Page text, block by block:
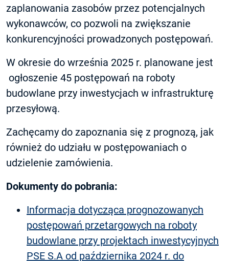
zaplanowania zasobów przez potencjalnych
wykonawców, co pozwoli na zwiększanie
konkurencyjności prowadzonych postępowań.
W okresie do września 2025 r. planowane jest
ogłoszenie 45 postępowań na roboty
budowlane przy inwestycjach w infrastrukturę
przesyłową.
Zachęcamy do zapoznania się z prognozą, jak
również do udziału w postępowaniach o
udzielenie zamówienia.
Dokumenty do pobrania:
Informacja dotycząca prognozowanych
postępowań przetargowych na roboty
budowlane przy projektach inwestycyjnych
PSE S.A od października 2024 r. do